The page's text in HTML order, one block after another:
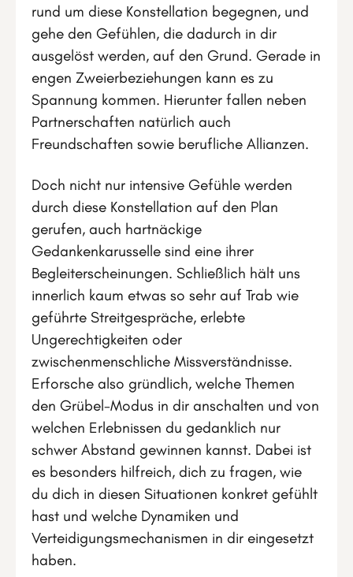
rund um diese Konstellation begegnen, und
gehe den Gefühlen, die dadurch in dir
ausgelöst werden, auf den Grund. Gerade in
engen Zweierbeziehungen kann es zu
Spannung kommen. Hierunter fallen neben
Partnerschaften natürlich auch
Freundschaften sowie berufliche Allianzen.
Doch nicht nur intensive Gefühle werden
durch diese Konstellation auf den Plan
gerufen, auch hartnäckige
Gedankenkarusselle sind eine ihrer
Begleiterscheinungen. Schließlich hält uns
innerlich kaum etwas so sehr auf Trab wie
geführte Streitgespräche, erlebte
Ungerechtigkeiten oder
zwischenmenschliche Missverständnisse.
Erforsche also gründlich, welche Themen
den Grübel-Modus in dir anschalten und von
welchen Erlebnissen du gedanklich nur
schwer Abstand gewinnen kannst. Dabei ist
es besonders hilfreich, dich zu fragen, wie
du dich in diesen Situationen konkret gefühlt
hast und welche Dynamiken und
Verteidigungsmechanismen in dir eingesetzt
haben.